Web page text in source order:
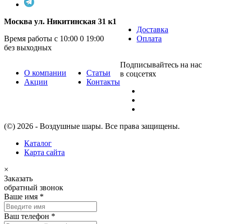
Москва ул. Никитинская 31 к1
Время работы с 10:00 0 19:00
без выходных
Доставка
Оплата
О компании
Акции
Статьи
Контакты
Подписывайтесь на нас
в соцсетях
(©) 2026 - Воздушные шары. Все права защищены.
Каталог
Карта сайта
×
Заказать
обратный звонок
Ваше имя *
Ваш телефон *